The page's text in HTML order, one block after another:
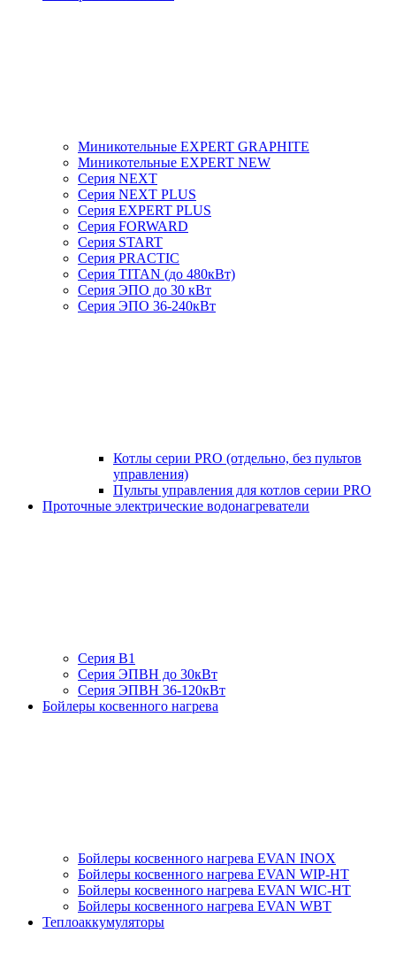
Миникотельные EXPERT GRAPHITE
Миникотельные EXPERT NEW
Серия NEXT
Серия NEXT PLUS
Серия EXPERT PLUS
Серия FORWARD
Серия START
Серия PRACTIC
Серия TITAN (до 480кВт)
Серия ЭПО до 30 кВт
Серия ЭПО 36-240кВт
Котлы серии PRO (отдельно, без пультов
управления)
Пульты управления для котлов серии PRO
Проточные электрические водонагреватели
Серия В1
Серия ЭПВН до 30кВт
Серия ЭПВН 36-120кВт
Бойлеры косвенного нагрева
Бойлеры косвенного нагрева EVAN INOX
Бойлеры косвенного нагрева EVAN WIP-HT
Бойлеры косвенного нагрева EVAN WIC-HT
Бойлеры косвенного нагрева EVAN WBT
Теплоаккумуляторы